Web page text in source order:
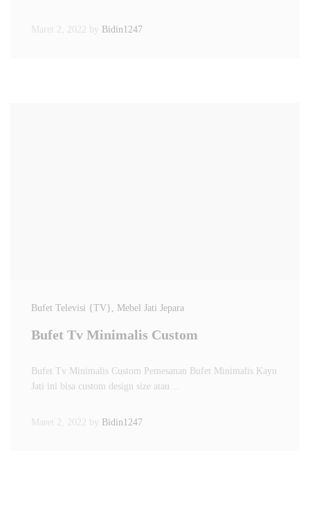
Maret 2, 2022 by Bidin1247
Bufet Televisi {TV} , Mebel Jati Jepara
Bufet Tv Minimalis Custom
Bufet Tv Minimalis Custom Pemesanan Bufet Minimalis Kayu
Jati ini bisa custom design size atau…
Maret 2, 2022 by Bidin1247